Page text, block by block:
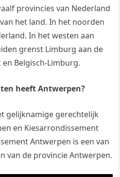
provincies van Nederland
het land. In het noorden
In het westen aan
grenst Limburg aan de
Belgisch-Limburg.
heeft Antwerpen?
gelijknamige gerechtelijk
en Kiesarrondissement
Antwerpen is een van
van de provincie Antwerpen.